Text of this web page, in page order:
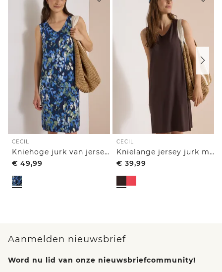
CECIL
Kniehoge jurk van jersey met print
€ 49,99
CECIL
Knielange jersey jurk met V-hals
€ 39,99
Aanmelden nieuwsbrief
Word nu lid van onze nieuwsbriefcommunity!